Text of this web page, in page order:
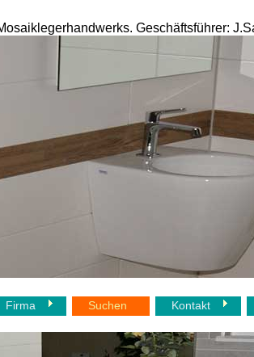
Geschäftsführer:
Firma Suchen Kontakt